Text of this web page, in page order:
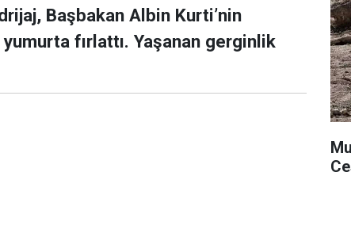
Başbakan Albin Kurti’nin
fırlattı. Yaşanan gerginlik